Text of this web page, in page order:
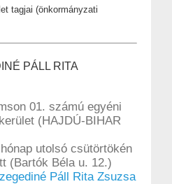
tagjai (önkormányzati
PÁLL RITA
01. számú egyéni
(HAJDÚ-BIHAR
utolsó csütörtökén
(Bartók Béla u. 12.)
Páll Rita Zsuzsa